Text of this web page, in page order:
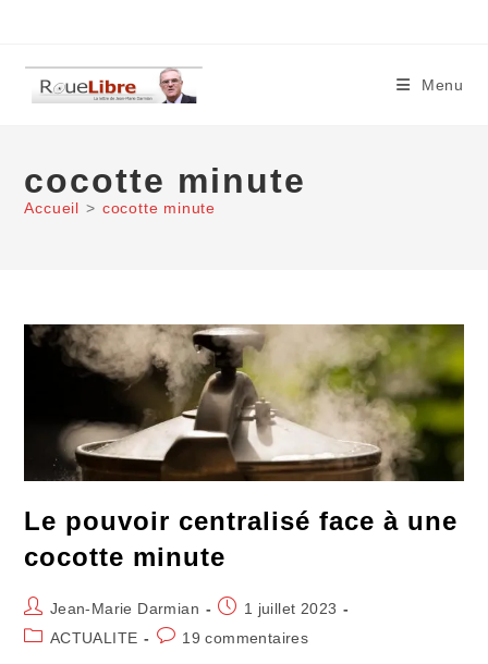
content
Menu
cocotte minute
Accueil > cocotte minute
Le pouvoir centralisé face à une
cocotte minute
Auteur/autrice
de
Jean-Marie Darmian
Publication
1 juillet 2023
PostACTUALITE
Commentaires
19 commentaires